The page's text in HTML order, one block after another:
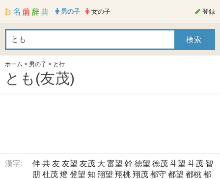
男の子 女の子 登録
ホーム > 男の子 > と行
とも(友茂)
漢字: 伴 共 友 友望 友茂 大 富望 幹 徳望 徳茂 斗望 斗茂 智
朋 杜茂 燈 登望 知 翔望 翔桃 翔茂 都守 都望 都桃 都